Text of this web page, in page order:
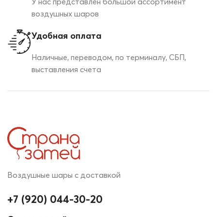
воздушных шаров
Удобная оплата
Наличные, переводом, по терминалу, СБП,
выставления счета
Воздушные шары с доставкой
+7 (920) 044-30-20